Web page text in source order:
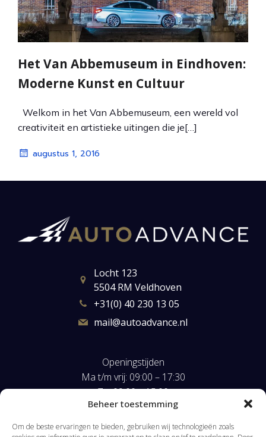
Beheer toestemming
Om de beste ervaringen te bieden, gebruiken wij technologieën zoals
Het Van Abbemuseum in Eindhoven:
Moderne Kunst en Cultuur
Welkom in het Van Abbemuseum, een wereld vol
creativiteit en artistieke uitingen die je[…]
augustus 1, 2016
Locht 123
5504 RM Veldhoven
+31(0) 40 230 13 05
mail@autoadvance.nl
Openingstijden
Ma t/m vrij: 09:00 – 17:30
Za: 09:00 – 15:00
Zo: op afspraak